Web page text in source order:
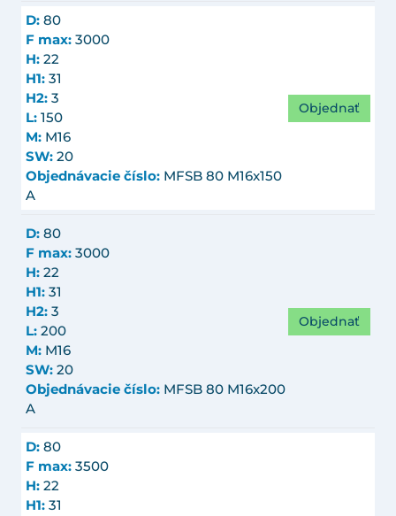
D: 80
F max: 3000
H: 22
H1: 31
H2: 3
L: 150
M: M16
SW: 20
Objednávacie číslo: MFSB 80 M16x150
A
Objednať
D: 80
F max: 3000
H: 22
H1: 31
H2: 3
L: 200
M: M16
SW: 20
Objednávacie číslo: MFSB 80 M16x200
A
Objednať
D: 80
F max: 3500
H: 22
H1: 31